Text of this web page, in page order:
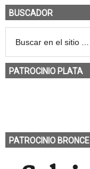
BUSCADOR
PATROCINIO PLATA
PATROCINIO BRONCE